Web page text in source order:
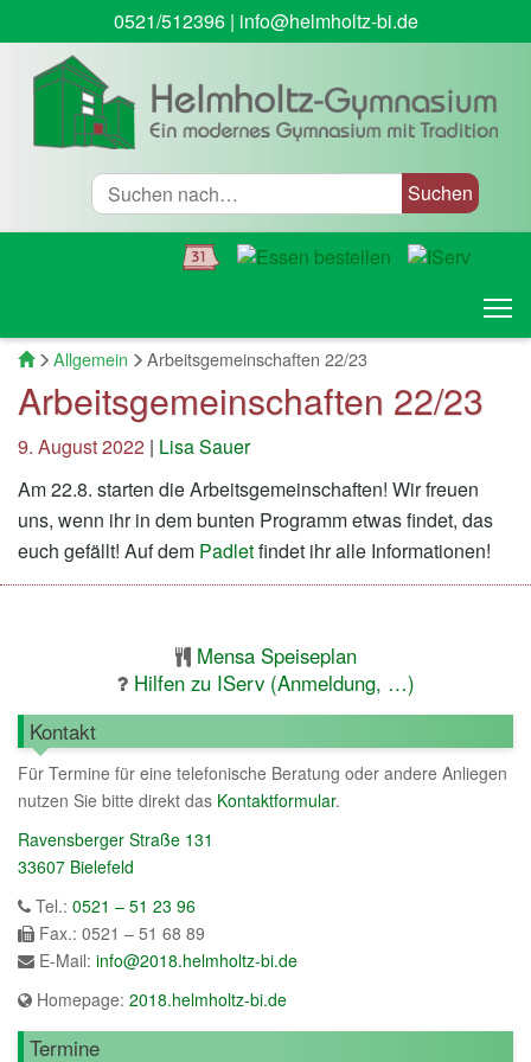
0521/512396| info@helmholtz-bi.de
Suche
Startseite
Allgemein Arbeitsgemeinschaften 22/23
Arbeitsgemeinschaften 22/23
9. August 2022 | Lisa Sauer
Am 22.8. starten die Arbeitsgemeinschaften! Wir freuen
uns, wenn ihr in dem bunten Programm etwas findet, das
euch gefällt! Auf dem Padletfindet ihr alle Informationen!
Mensa Speiseplan
Hilfen zu IServ (Anmeldung, …)
Kontakt
Für Termine für eine telefonische Beratung oder andere Anliegen
nutzen Sie bitte direkt das Kontaktformular.
Ravensberger Straße 131
33607 Bielefeld
Tel.: 0521 – 51 23 96
Fax.: 0521 – 51 68 89
E-Mail: info@2018.helmholtz-bi.de
Homepage: 2018.helmholtz-bi.de
Termine